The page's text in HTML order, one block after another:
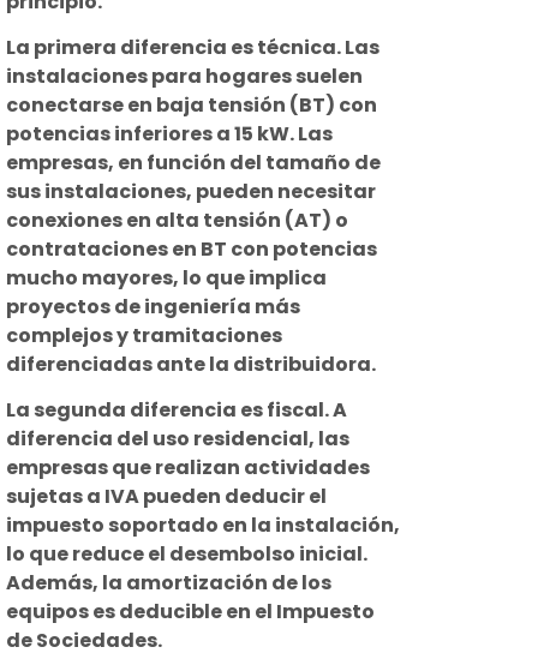
La primera diferencia es técnica. Las
instalaciones para hogares suelen
conectarse en baja tensión (BT) con
potencias inferiores a 15 kW. Las
empresas, en función del tamaño de
sus instalaciones, pueden necesitar
conexiones en alta tensión (AT) o
contrataciones en BT con potencias
mucho mayores, lo que implica
proyectos de ingeniería más
complejos y tramitaciones
diferenciadas ante la distribuidora.
La segunda diferencia es fiscal. A
diferencia del uso residencial, las
empresas que realizan actividades
sujetas a IVA pueden deducir el
impuesto soportado en la instalación,
lo que reduce el desembolso inicial.
Además, la amortización de los
equipos es deducible en el Impuesto
de Sociedades.